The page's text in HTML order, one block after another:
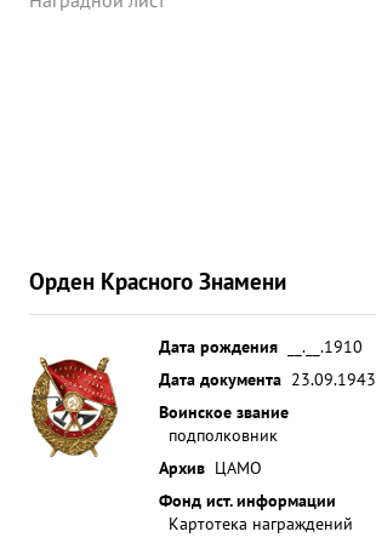
Орден Красного Знамени
Дата рождения
__.__.1910
Дата документа 23.09.1943
Воинское звание
подполковник
Архив ЦАМО
Фонд ист. информации
Картотека награждений